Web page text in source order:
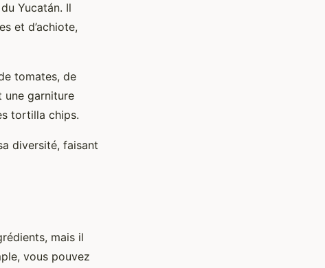
Yucatán. Il
et d’achiote,
tomates, de
une garniture
tortilla chips.
diversité, faisant
mais il
vous pouvez